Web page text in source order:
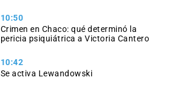
10:50
Crimen en Chaco: qué determinó la
pericia psiquiátrica a Victoria Cantero
10:42
Se activa Lewandowski